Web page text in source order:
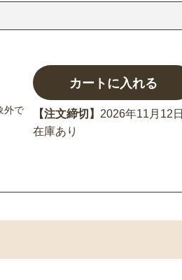
外で
カートに入れる
【注文締切】 2026年11月12日
在庫あり